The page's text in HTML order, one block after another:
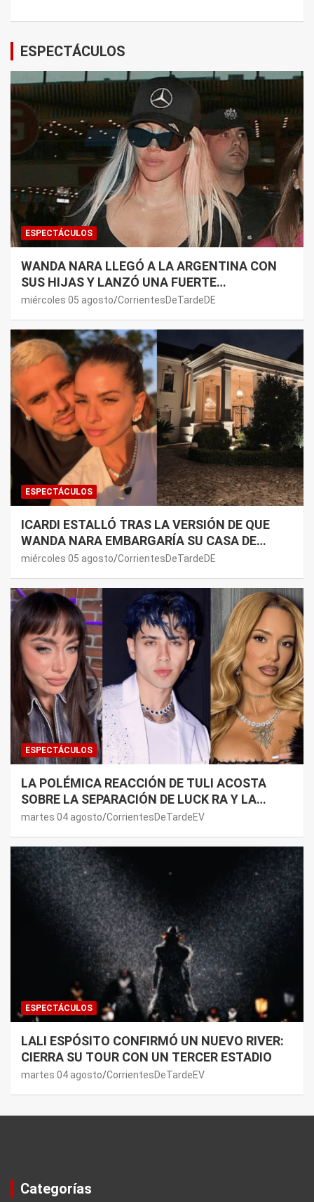
ESPECTÁCULOS
ESPECTÁCULOS
WANDA NARA LLEGÓ A LA ARGENTINA CON
SUS HIJAS Y LANZÓ UNA FUERTE
PREMONICIÓN SOBRE MAURO ICARDI
miércoles 05 agosto CorrientesDeTardeDE
ESPECTÁCULOS
ICARDI ESTALLÓ TRAS LA VERSIÓN DE QUE
WANDA NARA EMBARGARÍA SU CASA DE
NORDELTA: “NECESITAN RASCAR DE ALGÚN
miércoles 05 agosto CorrientesDeTardeDE
ESPECTÁCULOS
LA POLÉMICA REACCIÓN DE TULI ACOSTA
SOBRE LA SEPARACIÓN DE LUCK RA Y LA
JOAQUI: “¿MI VERDAD?”
martes 04 agosto CorrientesDeTardeEV
ESPECTÁCULOS
LALI ESPÓSITO CONFIRMÓ UN NUEVO RIVER:
CIERRA SU TOUR CON UN TERCER ESTADIO
martes 04 agosto CorrientesDeTardeEV
Categorías